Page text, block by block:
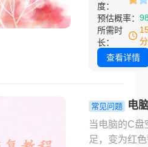
果您刚刚删
个文件，您
方法可以尝
它。那么电
提供详细的
导，帮助您
回丢失的数
度：
预估概率：
所需时
长：
查看详情
常见问题
电
满了变成红
怎么清理？
当电脑的C盘
足，变为红